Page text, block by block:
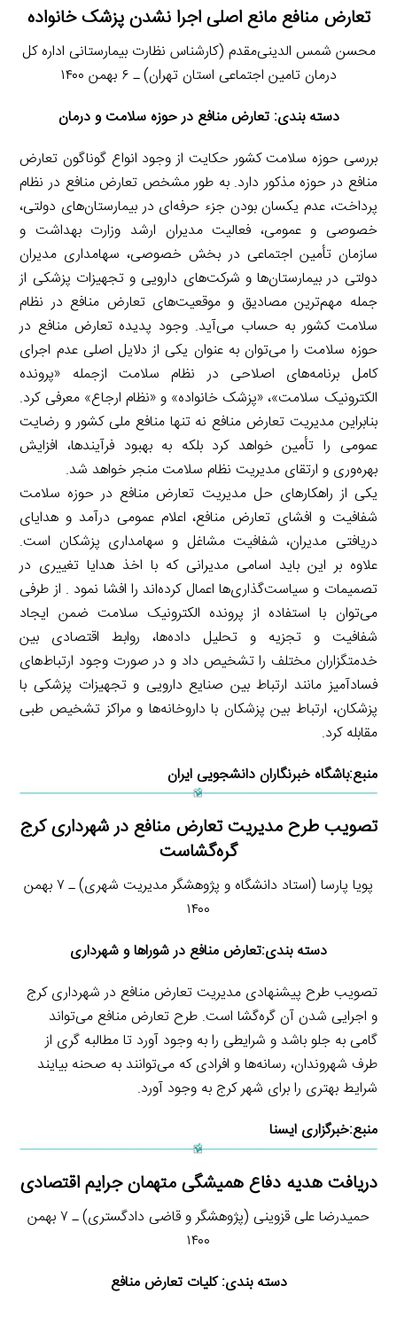
تعارض منافع مانع اصلی اجرا نشدن پزشک خانواده
محسن شمس الدینی‌مقدم (کارشناس نظارت بیمارستانی اداره کل
درمان تامین اجتماعی استان تهران) ـ ۶ بهمن ۱۴۰۰
دسته بندی: تعارض منافع در حوزه سلامت و درمان
بررسی حوزه سلامت کشور حکایت از وجود انواع گوناگون تعارض
منافع در حوزه مذکور دارد. به طور مشخص تعارض منافع در نظام
پرداخت، عدم یکسان بودن جزء حرفه‌ای در بیمارستان‌های دولتی،
خصوصی و عمومی، فعالیت مدیران ارشد وزارت بهداشت و
سازمان تأمین اجتماعی در بخش خصوصی، سهامداری مدیران
دولتی در بیمارستان‌ها و شرکت‌های دارویی و تجهیزات پزشکی از
جمله مهم‌ترین مصادیق و موقعیت‌های تعارض منافع در نظام
سلامت کشور به حساب می‌آید. وجود پدیده تعارض منافع در
حوزه سلامت را می‌توان به عنوان یکی از دلایل اصلی عدم اجرای
کامل برنامه‌های اصلاحی در نظام سلامت ازجمله «پرونده
الکترونیک سلامت»، «پزشک خانواده» و «نظام ارجاع» معرفی کرد.
بنابراین مدیریت تعارض منافع نه تنها منافع ملی کشور و رضایت
عمومی را تأمین خواهد کرد بلکه به بهبود فرآیندها، افزایش
بهره‌وری و ارتقای مدیریت نظام سلامت منجر خواهد شد.
یکی از راهکارهای حل مدیریت تعارض منافع در حوزه سلامت
شفافیت و افشای تعارض منافع، اعلام عمومی درآمد و هدایای
دریافتی مدیران، شفافیت مشاغل و سهامداری پزشکان است.
علاوه بر این باید اسامی مدیرانی که با اخذ هدایا تغییری در
تصمیمات و سیاست‌گذاری‌ها اعمال کرده‌اند را افشا نمود . از طرفی
می‌توان با استفاده از پرونده الکترونیک سلامت ضمن ایجاد
شفافیت و تجزیه و تحلیل داده‌ها، روابط اقتصادی بین
خدمتگزاران مختلف را تشخیص داد و در صورت وجود ارتباط‌های
فسادآمیز مانند ارتباط بین صنایع دارویی و تجهیزات پزشکی با
پزشکان، ارتباط بین پزشکان با داروخانه‌ها و مراکز تشخیص طبی
مقابله کرد.
منبع:باشگاه خبرنگاران دانشجویی ایران
تصویب طرح مدیریت تعارض منافع در شهرداری کرج
گره‌گشاست
پویا پارسا (استاد دانشگاه و پژوهشگر مدیریت شهری) ـ ۷ بهمن
۱۴۰۰
دسته بندی:تعارض منافع در شوراها و شهرداری
تصویب طرح پیشنهادی مدیریت تعارض منافع در شهرداری کرج
و اجرایی شدن آن گره‌گشا است. طرح تعارض منافع می‌تواند
گامی به جلو باشد و شرایطی را به وجود آورد تا مطالبه گری از
طرف شهروندان، رسانه‌ها و افرادی که می‌توانند به صحنه بیایند
شرایط بهتری را برای شهر کرج به وجود آورد.
منبع:خبرگزاری ایسنا
دریافت هدیه دفاع همیشگی متهمان جرایم اقتصادی
حمیدرضا علی قزوینی (پژوهشگر و قاضی دادگستری) ـ ۷ بهمن
۱۴۰۰
دسته بندی: کلیات تعارض منافع